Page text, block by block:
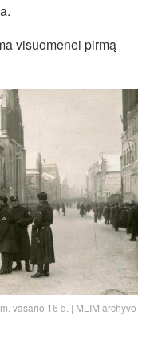
visuomenei pirmą
vasario 16 d. | MLIM archyvo